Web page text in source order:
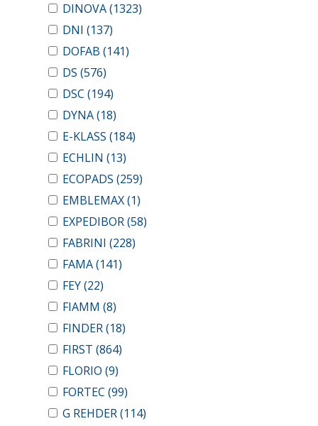
DINOVA(1323)
DNI (137)
DOFAB (141)
DS (576)
DSC (194)
DYNA(18)
E-KLASS (184)
ECHLIN (13)
ECOPADS (259)
EMBLEMAX(1)
EXPEDIBOR(58)
FABRINI (228)
FAMA(141)
FEY(22)
FIAMM (8)
FINDER(18)
FIRST (864)
FLORIO (9)
FORTEC (99)
G REHDER(114)